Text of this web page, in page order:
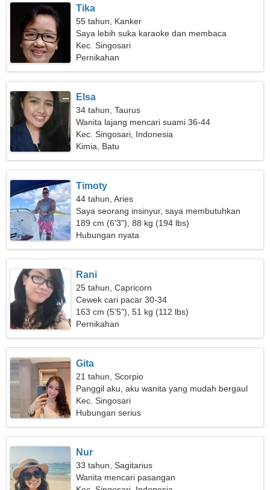
Tika
55 tahun, Kanker
Saya lebih suka karaoke dan membaca
Kec. Singosari
Pernikahan
Elsa
34 tahun, Taurus
Wanita lajang mencari suami 36-44
Kec. Singosari, Indonesia
Kimia, Batu
Timoty
44 tahun, Aries
Saya seorang insinyur, saya membutuhkan
seorang wanita yang spektakuler
189 cm (6'3"), 88 kg (194 lbs)
Hubungan nyata
Rani
25 tahun, Capricorn
Cewek cari pacar 30-34
163 cm (5'5"), 51 kg (112 lbs)
Pernikahan
Gita
21 tahun, Scorpio
Panggil aku, aku wanita yang mudah bergaul
Kec. Singosari
Hubungan serius
Nur
33 tahun, Sagitarius
Wanita mencari pasangan